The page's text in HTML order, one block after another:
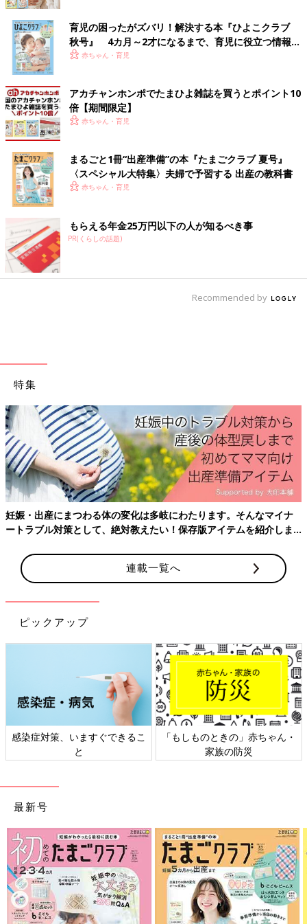
いちごが登場し、パクっと食べられてヘタだけ残って･･･。リズ
ミカルな語りかけが楽しめます。
こがようこ著／1100円（大日本図書）
「『いちごをパクっ！』子どもが大好きないちごをおなかいっぱ
い食べられる、おいしいストーリーの絵本です。語りかけるよう
な文章のやさしいリズムが特徴。絵本好きにはもちろんのこと、
あまり絵本を読み慣れていないママ・パパにもおすすめです」
（吉田さん）
【2～5才ごろ】物語を楽しんでも！ 季節に合った
絵本もおすすめ。
――これからの年末年始に楽しめる絵本を知りたいです。吉田さ
んのおすすめはありますか？
吉田 2～5才ごろの“物語”を楽しめるようになった年齢の子ども
『どうぞのいす』
た。そこにさまざまな動物がやってきて･･･。
香山美子 絵、柿本幸造 作／1100円（ひさかたチャイルド）
がって広がっていく『どうぞのいす』の話。わが家でも子どもた
しようね、と話しています」（吉田さん）
『おもちのきもち』
お正月に大人が食べる機会の多いおもち。まだおもちを食べられ
ない乳幼児でも、“かがみもち”を目にすることがあるかもしれま
せん。そんな“かがみもち”がある決心をするストーリー。
かがくいひろし著／1650円（講談社）
育児の困ったがズバリ！解決する本『ひよこクラブ
秋号』 4カ月～2才になるまで、育児に役立つ情報が
いっぱい！
赤ちゃん・育児
アカチャンホンポでたまひよ雑誌を買うとポイント10
倍【期間限定】
赤ちゃん・育児
まるごと1冊“出産準備”の本『たまごクラブ 夏号』
〈スペシャル大特集〉夫婦で予習する 出産の教科書
赤ちゃん・育児
もらえる年金25万円以下の人が知るべき事
PR(くらしの話題)
Recommended by
特集
妊娠・出産にまつわる体の変化は多岐にわたります。そんなマイナ
ートラブル対策として、絶対教えたい！保存版アイテムを紹介しま
連載一覧へ
ピックアップ
感染症対策、いますぐできるこ
と
「もしものときの」赤ちゃん・
家族の防災
最新号